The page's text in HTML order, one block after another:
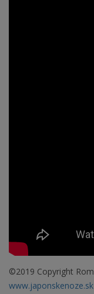
©2019 Copyright
www.japonskenoze.sk